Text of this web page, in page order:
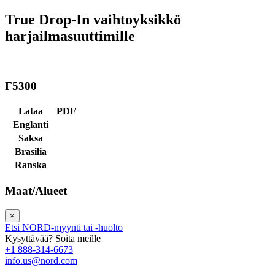
True Drop-In vaihtoyksikkö
harjailmasuuttimille
F5300
Lataa
PDF
Englanti
Saksa
Brasilia
Ranska
Maat/Alueet
×
Etsi NORD-myynti tai -huolto
Kysyttävää? Soita meille
+1 888-314-6673
info.us@nord.com